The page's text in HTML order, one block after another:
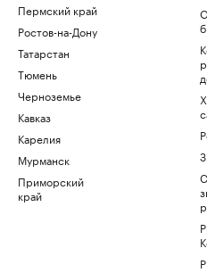
Пермский край
Ростов-на-Дону
Татарстан
Тюмень
Черноземье
Кавказ
Карелия
Мурманск
Приморский
край